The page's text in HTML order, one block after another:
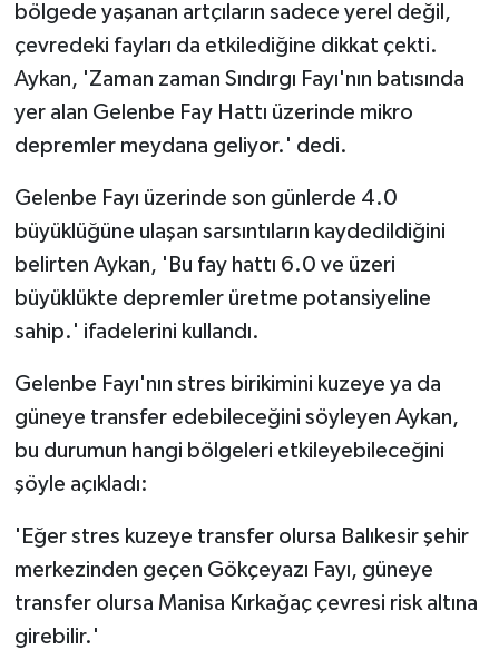
bölgede yaşanan artçıların sadece yerel değil,
çevredeki fayları da etkilediğine dikkat çekti.
Aykan, 'Zaman zaman Sındırgı Fayı'nın batısında
yer alan Gelenbe Fay Hattı üzerinde mikro
depremler meydana geliyor.' dedi.
Gelenbe Fayı üzerinde son günlerde 4.0
büyüklüğüne ulaşan sarsıntıların kaydedildiğini
belirten Aykan, 'Bu fay hattı 6.0 ve üzeri
büyüklükte depremler üretme potansiyeline
sahip.' ifadelerini kullandı.
Gelenbe Fayı'nın stres birikimini kuzeye ya da
güneye transfer edebileceğini söyleyen Aykan,
bu durumun hangi bölgeleri etkileyebileceğini
şöyle açıkladı:
'Eğer stres kuzeye transfer olursa Balıkesir şehir
merkezinden geçen Gökçeyazı Fayı, güneye
transfer olursa Manisa Kırkağaç çevresi risk altına
girebilir.'